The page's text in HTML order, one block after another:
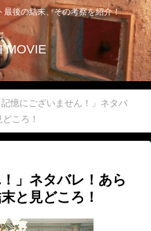
最後の結末、その考察を紹介！
MOVIE
記憶にございません！」ネタバ
ころ！
」ネタバレ！あら
と見どころ！